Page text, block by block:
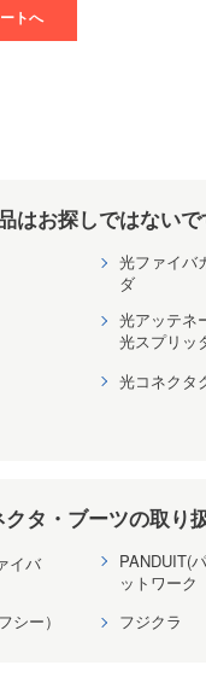
トへ
はお探しではないで
光ファイバ
ダ
光アッテネ
光スプリッ
光コネクタ
タ・ブーツの取り
イバ
PANDUIT(
ットワーク
シー）
フジクラ